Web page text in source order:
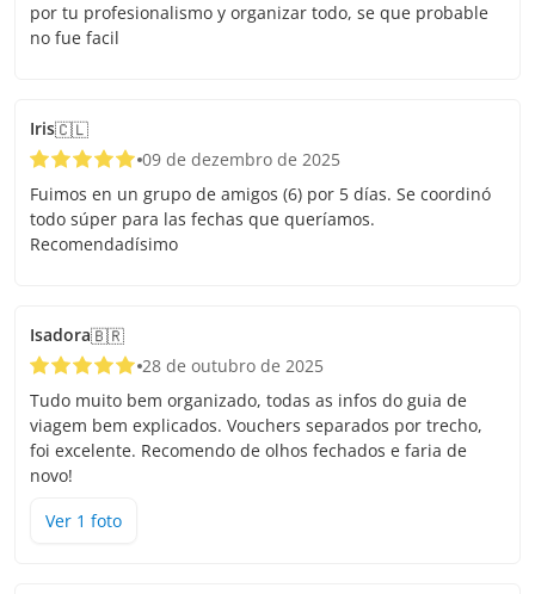
por tu profesionalismo y organizar todo, se que probable
no fue facil
Iris🇨🇱
09 de dezembro de 2025
Fuimos en un grupo de amigos (6) por 5 días. Se coordinó
todo súper para las fechas que queríamos.
Recomendadísimo
Isadora🇧🇷
28 de outubro de 2025
Tudo muito bem organizado, todas as infos do guia de
viagem bem explicados. Vouchers separados por trecho,
foi excelente. Recomendo de olhos fechados e faria de
novo!
Ver 1 foto